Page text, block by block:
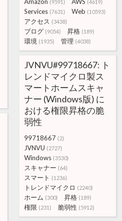
(9591) (4619)
Services (7631) Web (10593)
アクセス (3438)
ブログ (9054) 昇格 (189)
環境 (1935) 管理 (4038)
JVNVU#99718667: ト
レンドマイクロ製ス
マートホームスキャ
ナー (Windows版) に
おける権限昇格の脆
弱性
99718667 (2)
JVNVU (2727)
Windows (3530)
スキャナー (64)
スマート (1236)
トレンドマイクロ (2240)
ホーム (300) 昇格 (189)
権限 (231) 脆弱性 (5912)